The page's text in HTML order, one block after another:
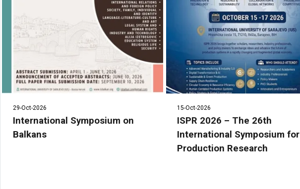
29-Oct-2026
International Symposium on
Balkans
15-Oct-2026
ISPR 2026 – The 26th
International Symposium for
Production Research